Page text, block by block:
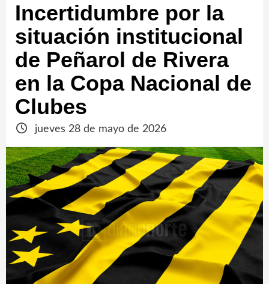
Incertidumbre por la
situación institucional
de Peñarol de Rivera
en la Copa Nacional de
Clubes
jueves 28 de mayo de 2026